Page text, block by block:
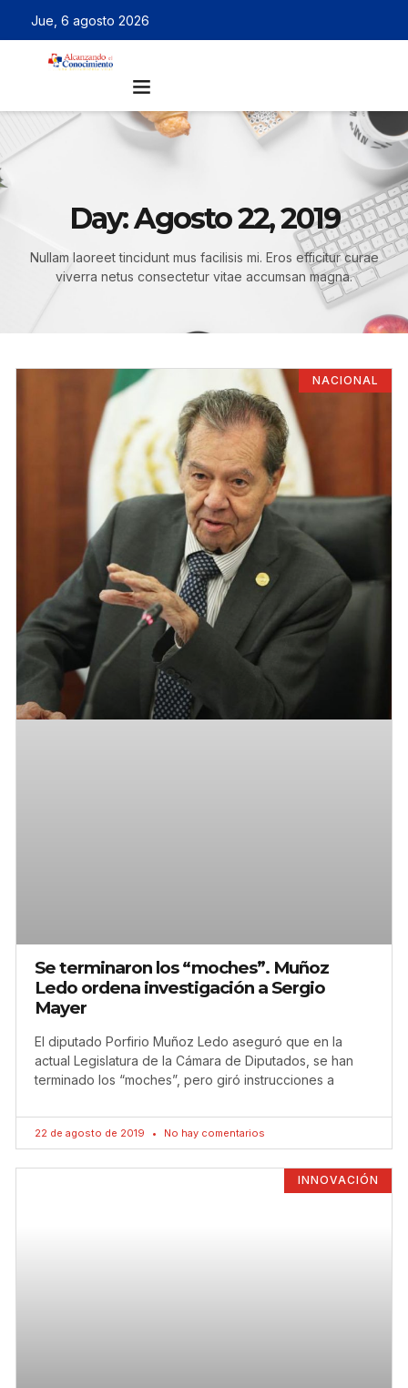
Jue, 6 agosto 2026
Day: Agosto 22, 2019
Nullam laoreet tincidunt mus facilisis mi. Eros efficitur curae
viverra netus consectetur vitae accumsan magna.
NACIONAL
Se terminaron los “moches”. Muñoz
Ledo ordena investigación a Sergio
Mayer
El diputado Porfirio Muñoz Ledo aseguró que en la
actual Legislatura de la Cámara de Diputados, se han
terminado los “moches”, pero giró instrucciones a
22 de agosto de 2019 No hay comentarios
INNOVACIÓN